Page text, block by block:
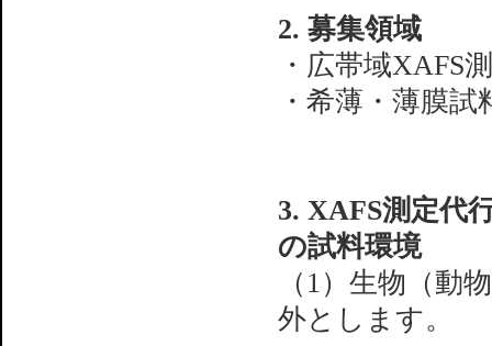
2. 募集領域
・広帯域XAFS
・希薄・薄膜
3. XAFS測定代
の試料環境
（1）生物（動
外とします。